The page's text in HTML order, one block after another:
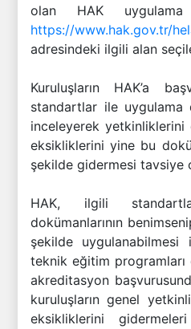
olan HAK uygulama
https://www.hak.gov.tr/
adresindeki ilgili alan
Kuruluşların HAK’a
standartlar ile uygulama
inceleyerek yetkinliklerini
eksikliklerini yine bu
şekilde gidermesi tavsiye
HAK, ilgili
dokümanlarının
şekilde uygulanabilmesi
teknik eğitim programları
akreditasyon
kuruluşların genel
eksikliklerini